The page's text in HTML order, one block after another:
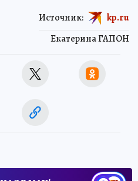
Екатерина ГАПОН
Источник: kp.ru